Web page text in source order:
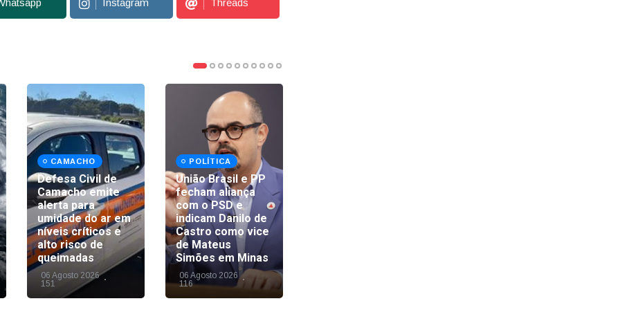
CAMACHO
Defesa Civil de
Camacho emite
alerta para
umidade do ar em
níveis críticos e
alto risco de
queimadas
06 Agosto 2026
151
POLÍTICA
União Brasil e PP
fecham aliança
com o PSD e
indicam Danilo de
Castro como vice
de Mateus
Simões em Minas
06 Agosto 2026
116